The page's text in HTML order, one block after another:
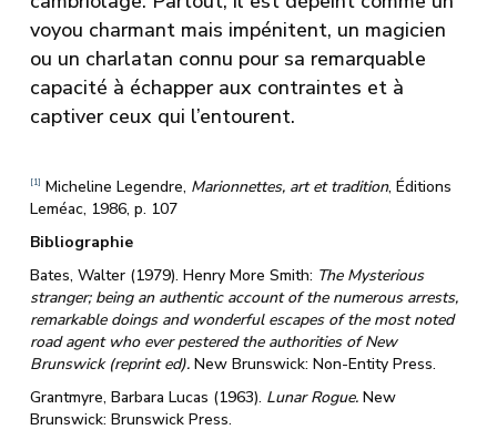
voyou charmant mais impénitent, un magicien
ou un charlatan connu pour sa remarquable
capacité à échapper aux contraintes et à
captiver ceux qui l’entourent.
[1] Micheline Legendre, Marionnettes, art et tradition, Éditions
Leméac, 1986, p. 107
Bibliographie
Bates, Walter (1979). Henry More Smith: The Mysterious
stranger; being an authentic account of the numerous arrests,
remarkable doings and wonderful escapes of the most noted
road agent who ever pestered the authorities of New
Brunswick (reprint ed). New Brunswick: Non-Entity Press.
Grantmyre, Barbara Lucas (1963). Lunar Rogue.New
Brunswick: Brunswick Press.